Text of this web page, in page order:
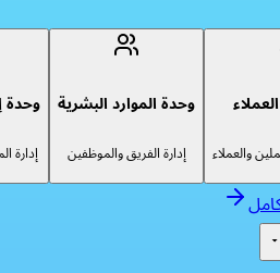
والعملاء
وحدة الموارد البشرية
إدارة الفريق والموظفين
وحدة
إدارة